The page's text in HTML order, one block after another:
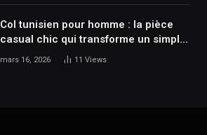
Col tunisien pour homme : la pièce
casual chic qui transforme un simple
t-shirt
mars 16, 2026 11 Views